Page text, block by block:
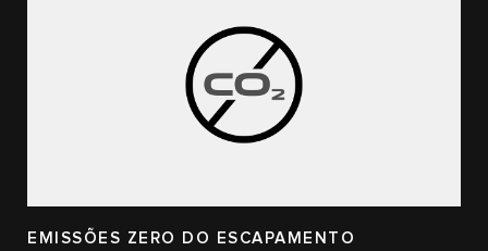
EMISSÕES ZERO DO ESCAPAMENTO